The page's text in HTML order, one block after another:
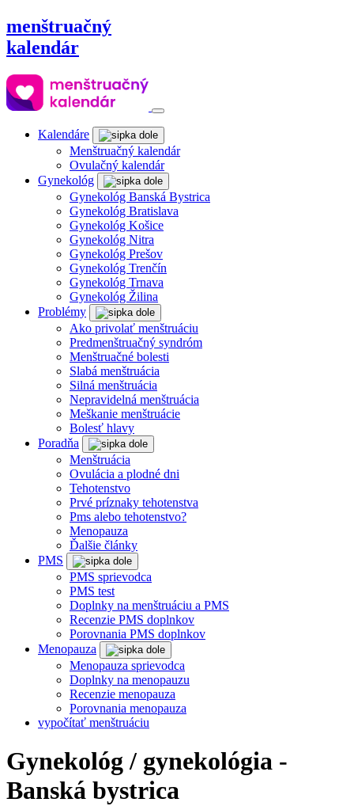
menštruačný
kalendár
Kalendáre
Menštruačný kalendár
Ovulačný kalendár
Gynekológ
Gynekológ Banská Bystrica
Gynekológ Bratislava
Gynekológ Košice
Gynekológ Nitra
Gynekológ Prešov
Gynekológ Trenčín
Gynekológ Trnava
Gynekológ Žilina
Problémy
Ako privolať menštruáciu
Predmenštruačný syndróm
Menštruačné bolesti
Slabá menštruácia
Silná menštruácia
Nepravidelná menštruácia
Meškanie menštruácie
Bolesť hlavy
Poradňa
Menštruácia
Ovulácia a plodné dni
Tehotenstvo
Prvé príznaky tehotenstva
Pms alebo tehotenstvo?
Menopauza
Ďalšie články
PMS
PMS sprievodca
PMS test
Doplnky na menštruáciu a PMS
Recenzie PMS doplnkov
Porovnania PMS doplnkov
Menopauza
Menopauza sprievodca
Doplnky na menopauzu
Recenzie menopauza
Porovnania menopauza
vypočítať menštruáciu
Gynekológ / gynekológia -
Banská bystrica